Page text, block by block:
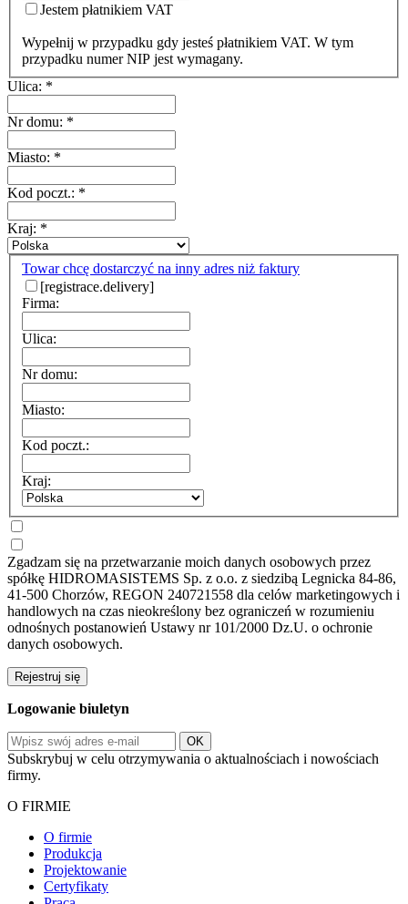
Jestem płatnikiem VAT
Wypełnij w przypadku gdy jesteś płatnikiem VAT. W tym
przypadku numer NIP jest wymagany.
Ulica: *
Nr domu: *
Miasto: *
Kod poczt.: *
Kraj: *
Towar chcę dostarczyć na inny adres niż faktury
[registrace.delivery]
Firma:
Ulica:
Nr domu:
Miasto:
Kod poczt.:
Kraj:
Zgadzam się na przetwarzanie moich danych osobowych przez
spółkę HIDROMASISTEMS Sp. z o.o. z siedzibą Legnicka 84-86,
41-500 Chorzów, REGON 240721558 dla celów marketingowych i
handlowych na czas nieokreślony bez ograniczeń w rozumieniu
odnośnych postanowień Ustawy nr 101/2000 Dz.U. o ochronie
danych osobowych.
Rejestruj się
Logowanie biuletyn
Subskrybuj w celu otrzymywania o aktualnościach i nowościach
firmy.
O FIRMIE
O firmie
Produkcja
Projektowanie
Certyfikaty